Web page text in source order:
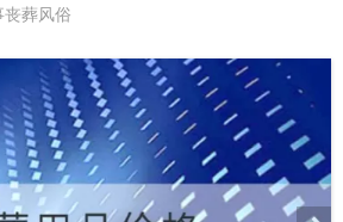
葬风俗